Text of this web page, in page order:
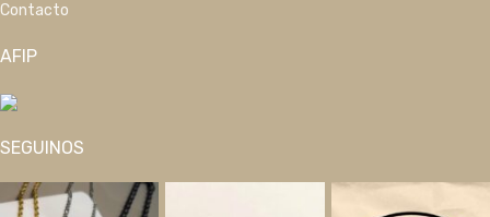
Contacto
AFIP
SEGUINOS